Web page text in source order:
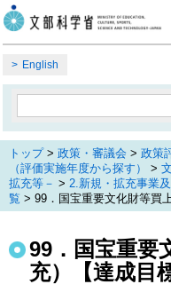
English
トップ> 政策・審議会 > 政策
（評価実施年度から探す）
>
拡充等－ > 2.新規・拡充事業
覧 > 99．国宝重要文化財等買
99．国宝重要
充）【達成目